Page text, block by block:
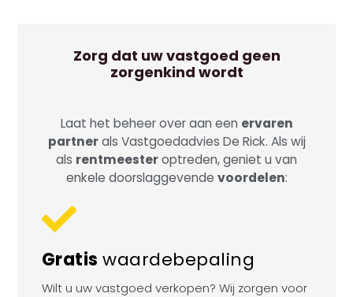
Zorg dat uw vastgoed geen
zorgenkind wordt
Laat het beheer over aan een ervaren
partnerals Vastgoedadvies De Rick. Als wij
als rentmeesteroptreden, geniet u van
enkele doorslaggevende voordelen:
Gratiswaardebepaling
Wilt u uw vastgoed verkopen? Wij zorgen voor